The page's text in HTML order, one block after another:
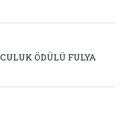
ÖDÜLÜ FULYA